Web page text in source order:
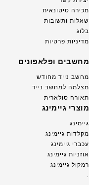
מכירה סיטונאית
שאלות ותשובות
בלוג
מדיניות פרטיות
מחשבים ופלאפונים
מחשב נייד מחודש
מצלמה למחשב נייד
תאורה סולארית
מוצרי גיימינג
גיימינג
מקלדות גיימינג
עכברי גיימינג
אוזניות גיימינג
רמקול גיימינג
.